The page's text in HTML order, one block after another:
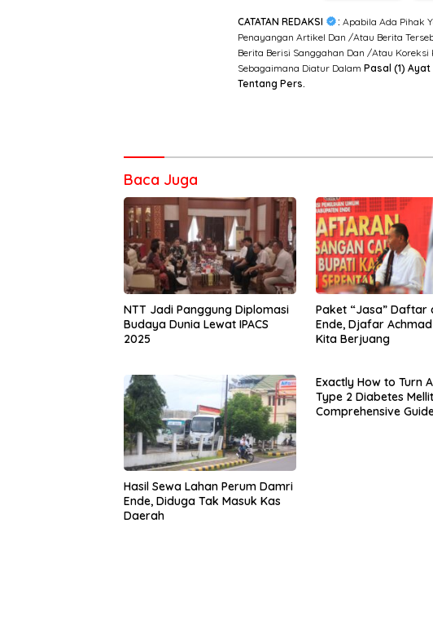
CATATAN REDAKSI : Apabila Ada Pihak
Penayangan Artikel Dan /Atau Berita
Berita Berisi Sanggahan Dan /Atau Koreksi
Sebagaimana Diatur Dalam Pasal (1) Ayat
Tentang Pers.
Baca Juga
NTT Jadi Panggung Diplomasi
Budaya Dunia Lewat IPACS
2025
Paket “Jasa” Daftar
Ende, Djafar
Kita Berjuang
Hasil Sewa Lahan Perum Damri
Ende, Diduga Tak Masuk Kas
Daerah
Exactly How to Turn
Type 2 Diabetes
Comprehensive